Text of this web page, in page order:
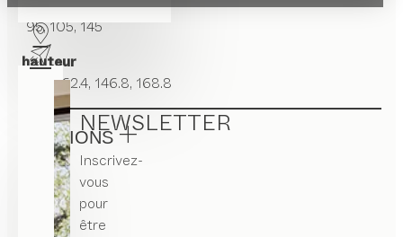
NEWSLETTER
Inscrivez-
vous
pour
être
largeur
95, 105, 145
hauteur
40.4, 62.4, 146.8, 168.8
VERSIONS